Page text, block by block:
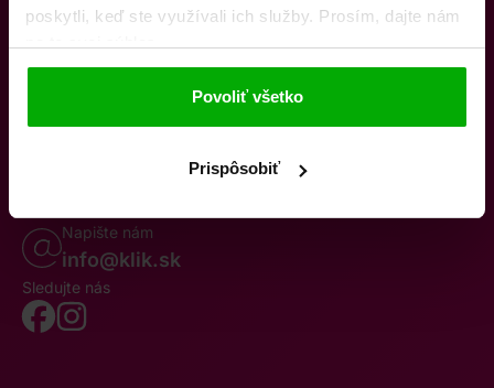
poskytli, keď ste využívali ich služby. Prosím, dajte nám
Povoliť všetko
Prispôsobiť
O násKontaktyK stiahnutiuObchodné podmienky
Odstúpenie od zmluvy
Oznámenie o cezhraničnej fúziiReklamačný poriadok
Volajte po–pia 8–19
Napište nám
info@klik.sk
Sledujte nás